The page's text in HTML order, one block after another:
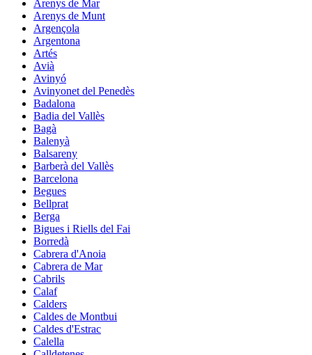
Arenys de Mar
Arenys de Munt
Argençola
Argentona
Artés
Avià
Avinyó
Avinyonet del Penedès
Badalona
Badia del Vallès
Bagà
Balenyà
Balsareny
Barberà del Vallès
Barcelona
Begues
Bellprat
Berga
Bigues i Riells del Fai
Borredà
Cabrera d'Anoia
Cabrera de Mar
Cabrils
Calaf
Calders
Caldes de Montbui
Caldes d'Estrac
Calella